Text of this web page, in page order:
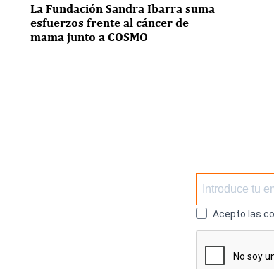
La Fundación Sandra Ibarra suma
esfuerzos frente al cáncer de
mama junto a COSMO
Acepto las